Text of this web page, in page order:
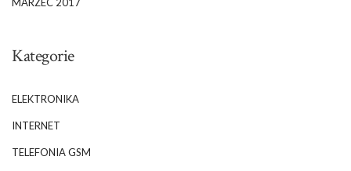
Kategorie
ELEKTRONIKA
INTERNET
TELEFONIA GSM